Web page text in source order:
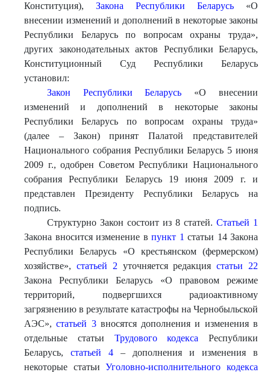
Конституция), Закона Республики Беларусь «О
внесении изменений и дополнений в некоторые законы
Республики Беларусь по вопросам охраны труда»,
других законодательных актов Республики Беларусь,
Конституционный Суд Республики Беларусь
установил:
Закон Республики Беларусь «О внесении
изменений и дополнений в некоторые законы
Республики Беларусь по вопросам охраны труда»
(далее – Закон) принят Палатой представителей
Национального собрания Республики Беларусь 5 июня
2009 г., одобрен Советом Республики Национального
собрания Республики Беларусь 19 июня 2009 г. и
представлен Президенту Республики Беларусь на
подпись.
Структурно Закон состоит из 8 статей. Статьей 1
Закона вносится изменение в пункт 1 статьи 14 Закона
Республики Беларусь «О крестьянском (фермерском)
хозяйстве», статьей 2 уточняется редакциястатьи 22
Закона Республики Беларусь «О правовом режиме
территорий, подвергшихся радиоактивному
загрязнению в результате катастрофы на Чернобыльской
АЭС»,статьей 3вносятся дополнения и изменения в
отдельные статьи Трудового кодекса Республики
Беларусь, статьей 4 – дополнения и изменения в
некоторые статьиУголовно-исполнительного кодекса